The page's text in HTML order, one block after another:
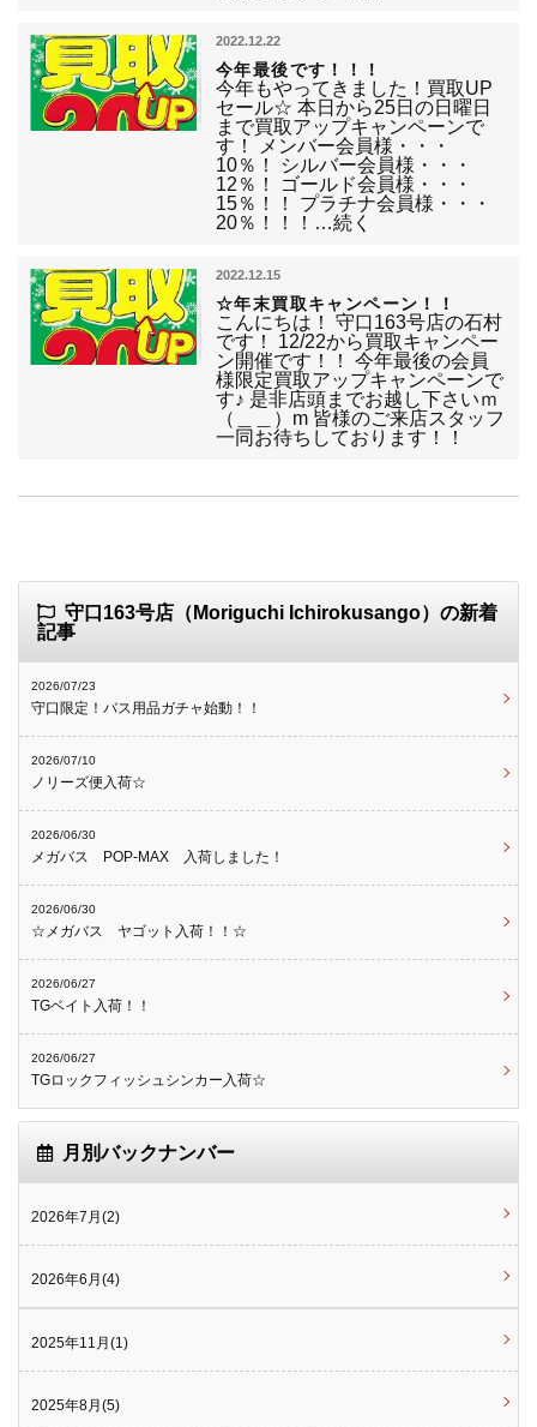
2022.12.22
今年最後です！！！
今年もやってきました！買取UP
セール☆ 本日から25日の日曜日
まで買取アップキャンペーンで
す！ メンバー会員様・・・
10％！ シルバー会員様・・・
12％！ ゴールド会員様・・・
15％！！ プラチナ会員様・・・
20％！！！…続く
2022.12.15
☆年末買取キャンペーン！！
こんにちは！ 守口163号店の石村
です！ 12/22から買取キャンペー
ン開催です！！ 今年最後の会員
様限定買取アップキャンペーンで
す♪ 是非店頭までお越し下さいｍ
（＿＿）m 皆様のご来店スタッフ
一同お待ちしております！！
守口163号店（Moriguchi Ichirokusango）の新着
記事
2026/07/23
守口限定！バス用品ガチャ始動！！
2026/07/10
ノリーズ便入荷☆
2026/06/30
メガバス POP-MAX 入荷しました！
2026/06/30
☆メガバス ヤゴット入荷！！☆
2026/06/27
TGベイト入荷！！
2026/06/27
TGロックフィッシュシンカー入荷☆
月別バックナンバー
2026年7月(2)
2026年6月(4)
2025年11月(1)
2025年8月(5)